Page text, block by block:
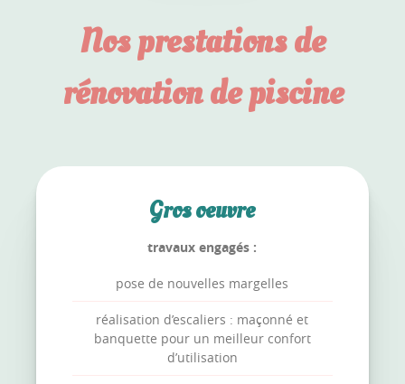
Nos prestations de
rénovation de piscine
Gros oeuvre
travaux engagés :
pose de nouvelles margelles
réalisation d’escaliers : maçonné et
banquette pour un meilleur confort
d’utilisation